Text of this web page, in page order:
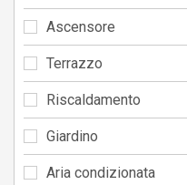
Ascensore
Terrazzo
Riscaldamento
Giardino
Aria condizionata